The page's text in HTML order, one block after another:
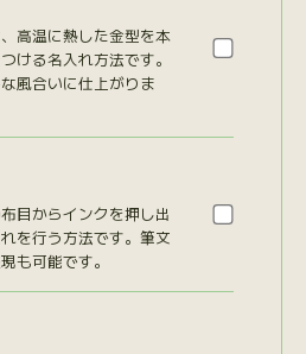
高温に熱した金型を本
ける名入れ方法です。
風合いに仕上がりま
目からインクを押し出
を行う方法です。筆文
も可能です。